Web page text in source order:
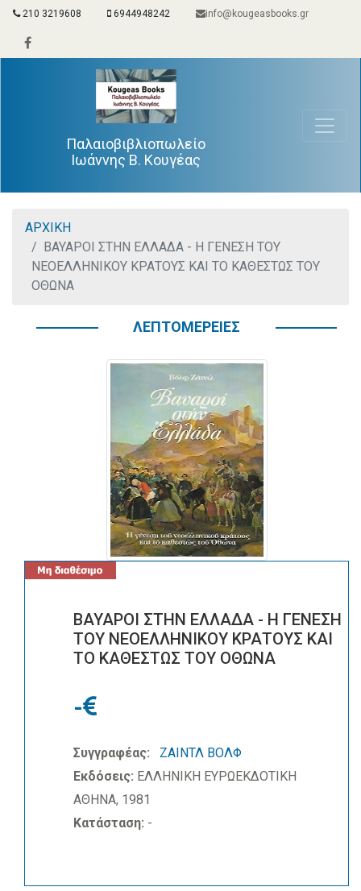
210 3219608 6944948242 info@kougeasbooks.gr
Παλαιοβιβλιοπωλείο
Ιωάννης Β. Κουγέας
ΑΡΧΙΚΗ
ΒΑΥΑΡΟΙ ΣΤΗΝ ΕΛΛΑΔΑ - Η ΓΕΝΕΣΗ ΤΟΥ
ΝΕΟΕΛΛΗΝΙΚΟΥ ΚΡΑΤΟΥΣ ΚΑΙ ΤΟ ΚΑΘΕΣΤΩΣ ΤΟΥ
ΟΘΩΝΑ
ΛΕΠΤΟΜΕΡΕΙΕΣ
ΒΑΥΑΡΟΙ ΣΤΗΝ ΕΛΛΑΔΑ - Η ΓΕΝΕΣΗ
ΤΟΥ ΝΕΟΕΛΛΗΝΙΚΟΥ ΚΡΑΤΟΥΣ ΚΑΙ
ΤΟ ΚΑΘΕΣΤΩΣ ΤΟΥ ΟΘΩΝΑ
-
Συγγραφέας:
ΖΑΙΝΤΛ ΒΟΛΦ
Εκδόσεις: ΕΛΛΗΝΙΚΗ ΕΥΡΩΕΚΔΟΤΙΚΗ
ΑΘΗΝΑ, 1981
Κατάσταση: -